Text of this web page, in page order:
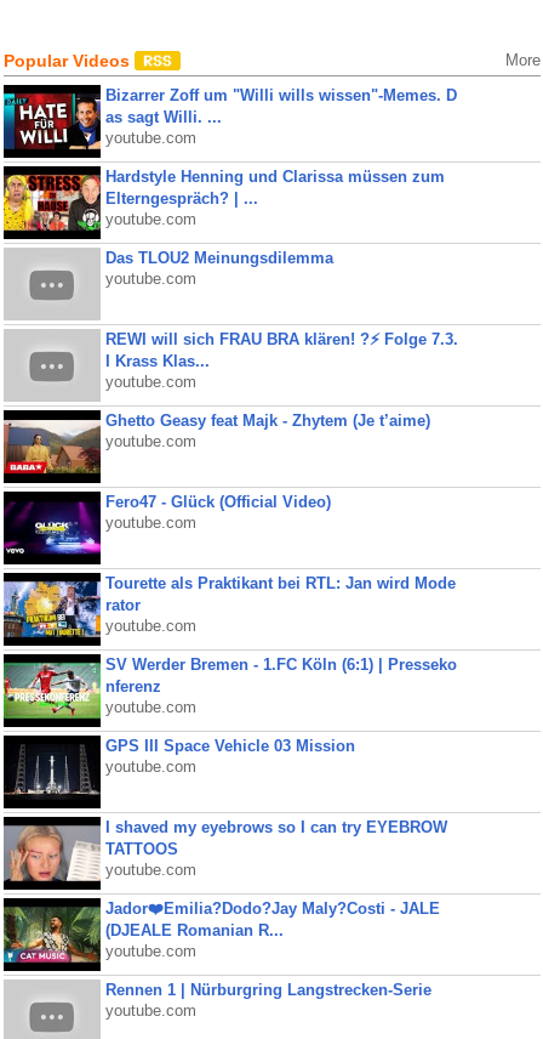
Popular Videos More
Bizarrer Zoff um "Willi wills wissen"-Memes. D
as sagt Willi. ...
youtube.com
Hardstyle Henning und Clarissa müssen zum
Elterngespräch? | ...
youtube.com
Das TLOU2 Meinungsdilemma
youtube.com
REWI will sich FRAU BRA klären! ?⚡️ Folge 7.3.
I Krass Klas...
youtube.com
Ghetto Geasy feat Majk - Zhytem (Je t’aime)
youtube.com
Fero47 - Glück (Official Video)
youtube.com
Tourette als Praktikant bei RTL: Jan wird Mode
rator
youtube.com
SV Werder Bremen - 1.FC Köln (6:1) | Presseko
nferenz
youtube.com
GPS III Space Vehicle 03 Mission
youtube.com
I shaved my eyebrows so I can try EYEBROW
TATTOOS
youtube.com
Jador❤️Emilia?Dodo?Jay Maly?Costi - JALE
(DJEALE Romanian R...
youtube.com
Rennen 1 | Nürburgring Langstrecken-Serie
youtube.com